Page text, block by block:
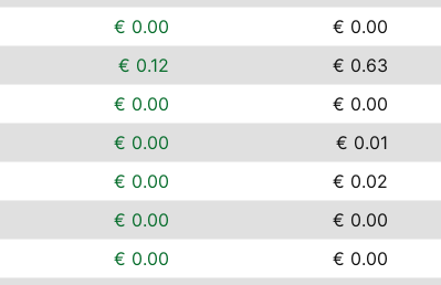
€ 0.00 € 0.00
€ 0.12 € 0.63
€ 0.00 € 0.00
€ 0.00 € 0.01
€ 0.00 € 0.02
€ 0.00 € 0.00
€ 0.00 € 0.00